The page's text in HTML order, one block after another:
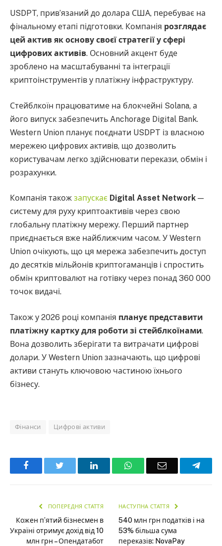
USDPT, прив’язаний до долара США, перебуває на
фінальному етапі підготовки. Компанія розглядає
цей актив як основу своєї стратегії у сфері
цифрових активів. Основний акцент буде
зроблено на масштабуванні та інтеграції
криптоінструментів у платіжну інфраструктуру.
Стейблкоїн працюватиме на блокчейні Solana, а
його випуск забезпечить Anchorage Digital Bank.
Western Union планує поєднати USDPT із власною
мережею цифрових активів, що дозволить
користувачам легко здійснювати перекази, обмін і
розрахунки.
Компанія також запускає Digital Asset Network —
систему для руху криптоактивів через свою
глобальну платіжну мережу. Перший партнер
приєднається вже найближчим часом. У Western
Union очікують, що ця мережа забезпечить доступ
до десятків мільйонів криптогаманців і спростить
обмін криптовалют на готівку через понад 360 000
точок видачі.
Також у 2026 році компанія планує представити
платіжну картку для роботи зі стейблкоїнами.
Вона дозволить зберігати та витрачати цифрові
долари. У Western Union зазначають, що цифрові
активи стануть ключовою частиною їхнього
бізнесу.
Фінанси Цифрові активи
Facebook LinkedInWhatsAppEmail
ПОПЕРЕДНЯ СТАТТЯ
Кожен п’ятий бізнесмен в
Україні отримує дохід від 10
млн грн – Опендатабот
НАСТУПНА СТАТТЯ
540 млн грн податків і на
53% більша сума
переказів: NovaPay